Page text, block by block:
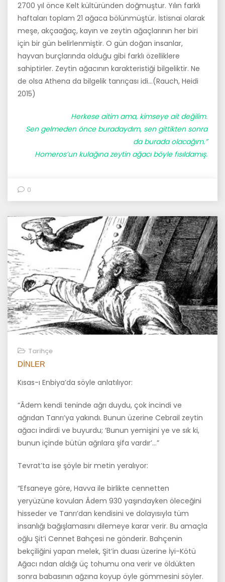
2700 yıl önce Kelt kültüründen doğmuştur. Yılın farklı
haftaları toplam 21 ağaca bölün­müştür. İstisnai olarak
meşe, akçaağaç, kayın ve zeytin ağaçlarının her biri
için bir gün belirlenmiştir. O gün doğan insanlar,
hayvan burçlarında olduğu gibi farklı özelliklere
sahiptirler. Zeytin ağacının karakteristiği bilgeliktir. Ne
de olsa Athena da bilgelik tanrıçası idi…(Rauch, Heidi
2015)
Herkese aitim ama, kimseye ait değilim.
Sen gelmeden önce buradaydım, sen gittikten sonra
da burada olacağım.”
Homeros’un kulağına zeytin ağacı böyle fısıldamış.
0
Tarihçe
DINLER
Kısas-ı Enbiya’da söyle anlatılıyor:
“Âdem kendi teninde ağrı duydu, çok incindi ve
ağrıdan Tanrı’ya ya­kındı. Bunun üzerine Cebrail zeytin
ağacı indirdi ve buyurdu; ‘Bunun yemişini ye ve sık ki,
bunun içinde bütün ağrılara şifa vardır’…”
Tevrat’ta ise şöyle bir metin yeralıyor:
“Efsaneye göre, Havva ile birlikte cennetten
yeryüzüne kovulan Âdem 930 yaşındayken öleceğini
hisseder ve Tanrı’dan kendisini ve dolayısıy­la tüm
insanlığı bağışlamasını dilemeye karar verir. Bu amaçla
oğlu Şit’i Cennet Bahçesi ne gönderir. Bahçenin
bekçiliğini yapan melek, Şit’in duası üzerine İyi-Kötü
Ağacı ndan aldığı üç tohumu ona verir ve öldük­ten
sonra babasının ağzına koyup öyle gömmesini söyler.